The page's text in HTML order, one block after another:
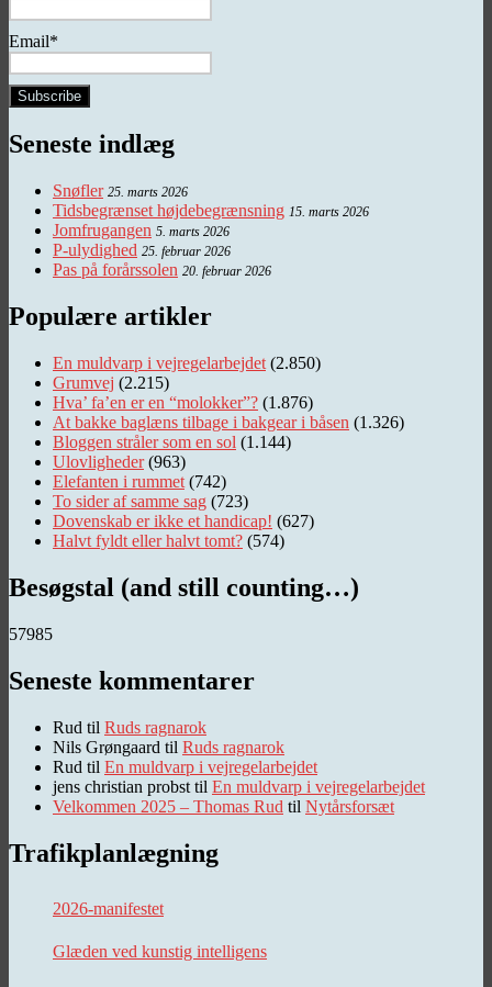
Email*
Seneste indlæg
Snøfler 25. marts 2026
Tidsbegrænset højdebegrænsning 15. marts 2026
Jomfrugangen 5. marts 2026
P-ulydighed 25. februar 2026
Pas på forårssolen 20. februar 2026
Populære artikler
En muldvarp i vejregelarbejdet (2.850)
Grumvej (2.215)
Hva’ fa’en er en “molokker”? (1.876)
At bakke baglæns tilbage i bakgear i båsen (1.326)
Bloggen stråler som en sol (1.144)
Ulovligheder (963)
Elefanten i rummet (742)
To sider af samme sag (723)
Dovenskab er ikke et handicap! (627)
Halvt fyldt eller halvt tomt? (574)
Besøgstal (and still counting…)
57985
Seneste kommentarer
Rud til Ruds ragnarok
Nils Grøngaard til Ruds ragnarok
Rud til En muldvarp i vejregelarbejdet
jens christian probst til En muldvarp i vejregelarbejdet
Velkommen 2025 – Thomas Rud til Nytårsforsæt
Trafikplanlægning
2026-manifestet
Glæden ved kunstig intelligens